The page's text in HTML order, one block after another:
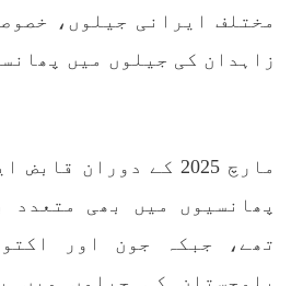
بلوچ اسٹوڈنٹس ایکشن کمیٹی
مختلف ایرانی جیلوں،
زاہدان کی جیلوں میں
مارچ 2025 کے دوران
پھانسیوں میں بھی متعدد
تھے، جبکہ جون اور
بلوچستان کی جیلوں میں